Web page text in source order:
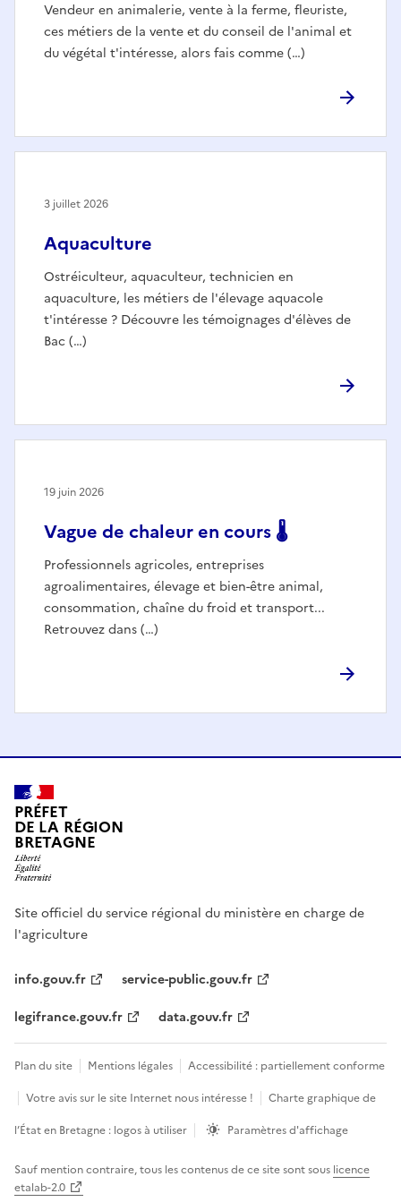
Vendeur en animalerie, vente à la ferme, fleuriste,
ces métiers de la vente et du conseil de l'animal et
du végétal t'intéresse, alors fais comme (…)
Aquaculture
Ostréiculteur, aquaculteur, technicien en
aquaculture, les métiers de l'élevage aquacole
t'intéresse ? Découvre les témoignages d'élèves de
Bac (…)
3 juillet 2026
Vague de chaleur en cours 🌡️
Professionnels agricoles, entreprises
agroalimentaires, élevage et bien-être animal,
consommation, chaîne du froid et transport...
Retrouvez dans (…)
19 juin 2026
PRÉFET
DE LA RÉGION
BRETAGNE
Site officiel du service régional du ministère en charge de
l'agriculture
info.gouv.fr
service-public.gouv.fr
legifrance.gouv.fr
data.gouv.fr
Plan du site Mentions légales
Accessibilité : partiellement conforme
Votre avis sur le site Internet nous intéresse !
Charte graphique de
l’État en Bretagne : logos à utiliser
Paramètres d'affichage
Sauf mention contraire, tous les contenus de ce site sont sous licence
etalab-2.0